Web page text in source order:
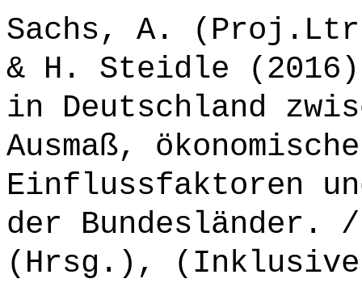
Sachs, A.
& H. Steidle
in Deutschland
Ausmaß,
Einflussfaktoren
der Bundesländer.
(Hrsg.),